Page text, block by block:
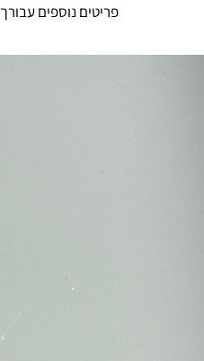
פריטים נוספים עבורך